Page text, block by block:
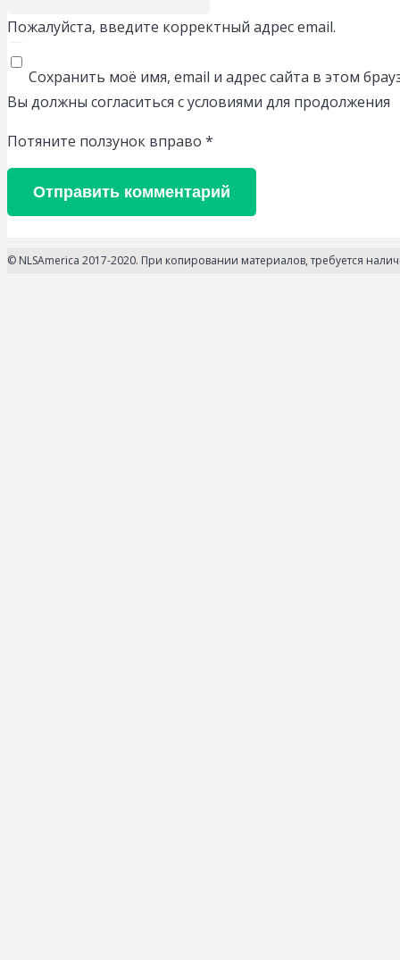
Пожалуйста, введите корректный адрес email.
Сохранить моё имя, email и адрес сайта в этом
Вы должны согласиться с условиями для продолжения
Потяните ползунок вправо *
Отправить комментарий
© NLSAmerica 2017-2020. При копировании материалов, требуется